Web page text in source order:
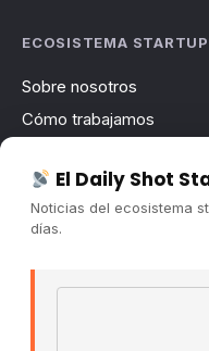
ECOSISTEMA STARTUP
Sobre nosotros
Cómo trabajamos
Contacto
Publicidad
El Daily Shot
Noticias del ecosistema
días.